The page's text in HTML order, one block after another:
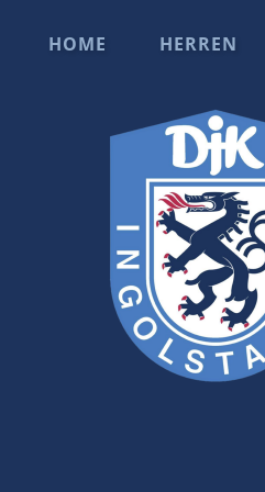
HOME HERREN